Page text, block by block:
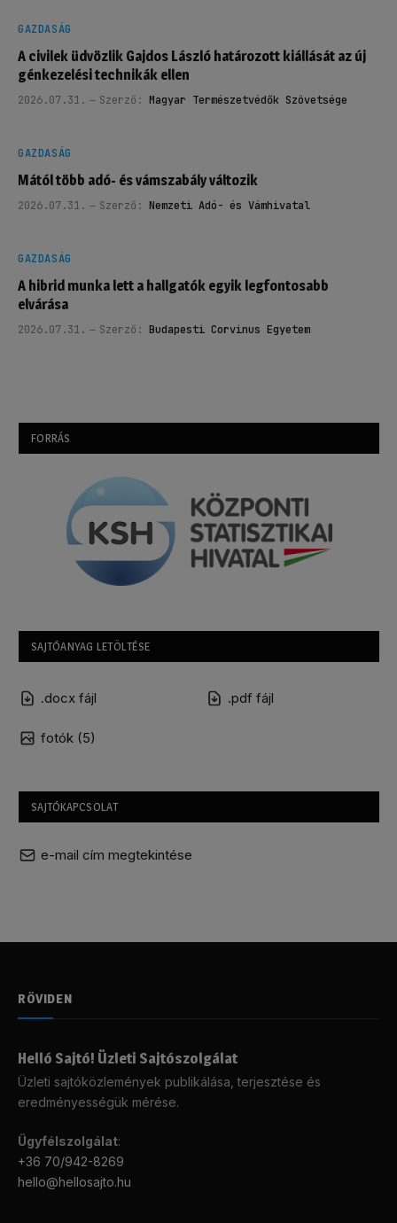
GAZDASÁG
A civilek üdvözlik Gajdos László határozott kiállását az új
génkezelési technikák ellen
2026.07.31. Szerző: Magyar Természetvédők Szövetsége
GAZDASÁG
Mától több adó- és vámszabály változik
2026.07.31. Szerző: Nemzeti Adó- és Vámhivatal
GAZDASÁG
A hibrid munka lett a hallgatók egyik legfontosabb
elvárása
2026.07.31. Szerző: Budapesti Corvinus Egyetem
FORRÁS
SAJTÓANYAG LETÖLTÉSE
.docx fájl .pdf fájl
fotók (5)
SAJTÓKAPCSOLAT
e-mail cím megtekintése
RÖVIDEN
Helló Sajtó! Üzleti Sajtószolgálat
Üzleti sajtóközlemények publikálása, terjesztése és
eredményességük mérése.
Ügyfélszolgálat:
+36 70/942-8269
hello@hellosajto.hu